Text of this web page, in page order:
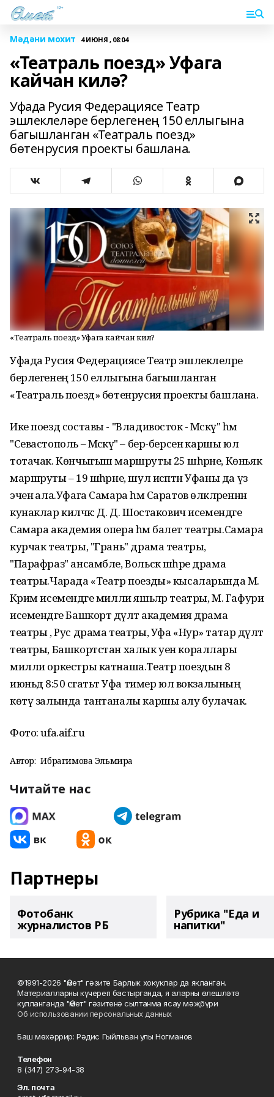
Мәдәни мохит 4 ИЮНЯ , 08:04
«Театраль поезд» Уфага
кайчан килә?
Уфада Русия Федерациясе Театр
эшлеклеләре берлегенең 150 еллыгына
багышланган «Театраль поезд»
бөтенрусия проекты башлана.
«Театраль поезд» Уфага кайчан килә?
Уфада Русия Федерациясе Театр эшлеклеләре
берлегенең 150 еллыгына багышланган
«Театраль поезд» бөтенрусия проекты башлана.
Ике поезд составы - "Владивосток - Мәскәү" һәм
"Севастополь – Мәскәү" – бер-берсенә каршы юл
тотачак. Көнчыгыш маршруты 25 шәһәрне, Көньяк
маршруты – 19 шәһәрне, шул исәптән Уфаны да үз
эченә ала.Уфага Самара һәм Саратов өлкәләреннән
кунаклар киләчәк: Д. Д. Шостакович исемендәге
Самара академия опера һәм балет театры.Самара
курчак театры, "Грань" драма театры,
"Парафраз" ансамбле, Вольск шәһәре драма
театры.Чарада «Театр поезды» кысаларында М.
Кәрим исемендәге милли яшьләр театры, М. Гафури
исемендәге Башкорт дәүләт академия драма
театры , Рус драма театры, Уфа «Нур» татар дәүләт
театры, Башкортстан халык уен кораллары
милли оркестры катнаша.Театр поездын 8
июньдә 8:50 сәгатьтә Уфа тимер юл вокзалының
көтү залында тантаналы каршы алу булачак.
Фото: ufa.aif.ru
Автор: Ибрагимова Эльмира
Читайте нас
Партнеры
Фотобанк
журналистов РБ
Рубрика "Еда и
напитки"
©1991-2026 "Өмет" гәзите Барлык хокуклар да якланган.
Материалларны күчереп бастырганда, я аларны өлешләтә
кулланганда "Өмет" гәзитенә сылтанма ясау мәҗбүри
Об использовании персональных данных
Баш мөхәррир: Рәдис Гыйльван улы Ногманов
Телефон
8 (347) 273-94-38
Эл. почта